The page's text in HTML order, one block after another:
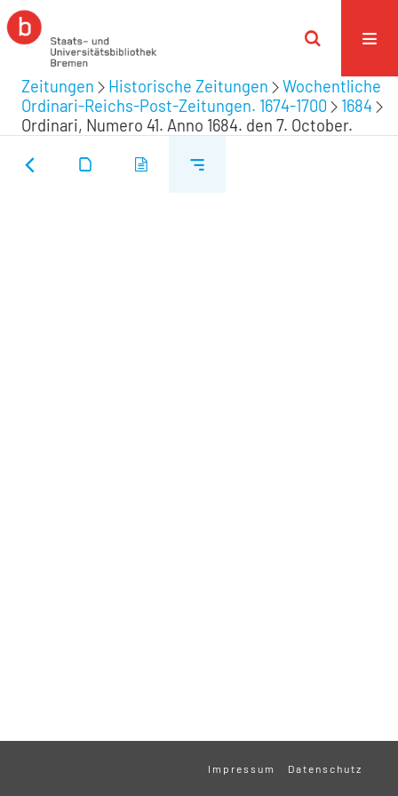
Zeitungen Historische Zeitungen
Wochentliche
Ordinari-Reichs-Post-Zeitungen. 1674-1700
1684
Ordinari, Numero 41. Anno 1684. den 7. October.
Impressum Datenschutz